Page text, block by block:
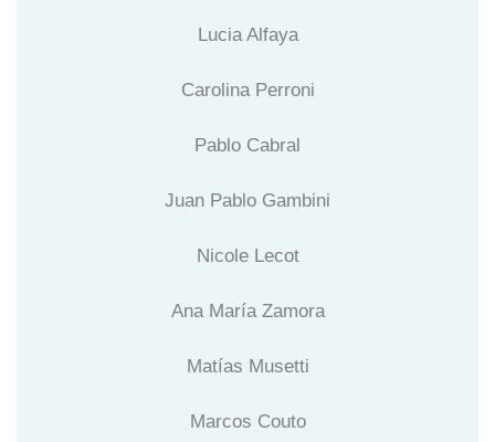
Lucia Alfaya
Carolina Perroni
Pablo Cabral
Juan Pablo Gambini
Nicole Lecot
Ana María Zamora
Matías Musetti
Marcos Couto